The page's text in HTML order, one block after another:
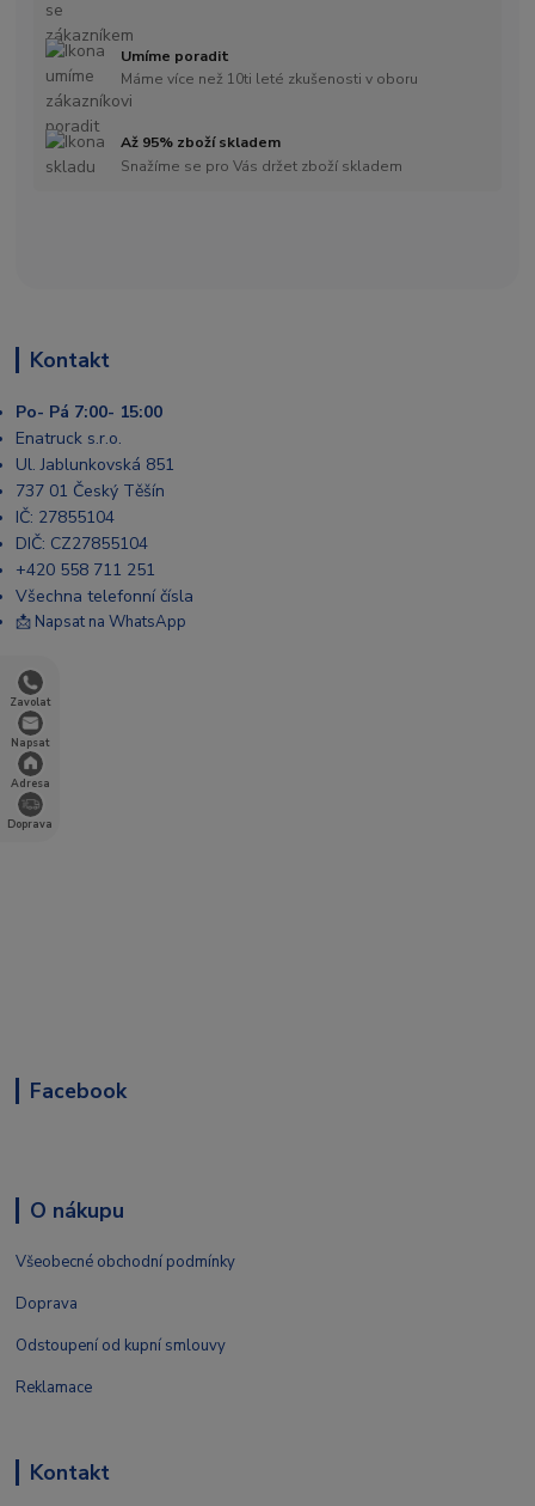
Zavolat
Napsat
Adresa
Doprava
Umíme poradit
Máme více než 10ti leté zkušenosti v oboru
Až 95% zboží skladem
Snažíme se pro Vás držet zboží skladem
Kontakt
Po- Pá 7:00- 15:00
Enatruck s.r.o.
Ul. Jablunkovská 851
737 01 Český Těšín
IČ: 27855104
DIČ: CZ27855104
+420 558 711 251
Všechna telefonní čísla
📩 Napsat na WhatsApp
Facebook
O nákupu
Všeobecné obchodní podmínky
Doprava
Odstoupení od kupní smlouvy
Reklamace
Kontakt